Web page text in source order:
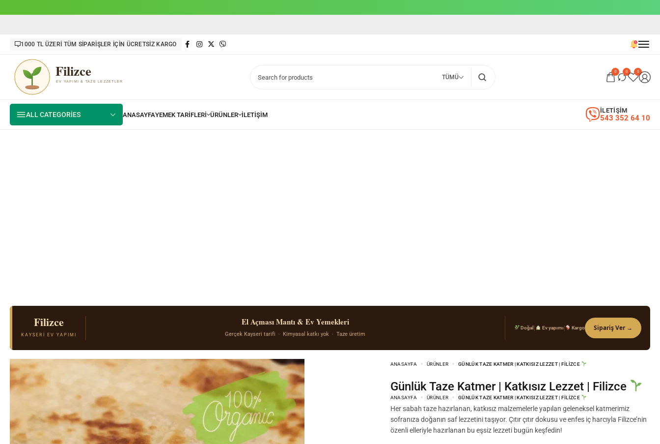
1000 TL ÜZERİ TÜM SİPARİŞLER İÇİN ÜCRETSİZ KARGO
TÜMÜ
0 0 0
ALL CATEGORIES 543 352 64 10
İLETİŞİM
Filizce
KAYSERI EV YAPIMI
El Açması Mantı & Ev Yemekleri
Gerçek Kayseri tarifi · Kimyasal katkı yok · Taze üretim
Doğal Ev yapımı Kargo Sipariş Ver →
ANASAYFA ÜRÜNLER GÜNLÜK TAZE KATMER | KATKISIZ LEZZET | FILIZCE
Günlük Taze Katmer | Katkısız Lezzet | Filizce
ANASAYFA ÜRÜNLER GÜNLÜK TAZE KATMER | KATKISIZ LEZZET | FILIZCE
Her sabah taze hazırlanan, katkısız malzemelerle yapılan geleneksel katmerimiz
sofranıza doğanın saf lezzetini taşıyor. Çıtır çıtır dokusu ve enfes iç harcıyla Filizce’nin
özenli elleriyle hazırlanan bu eşsiz lezzeti bugün keşfedin!